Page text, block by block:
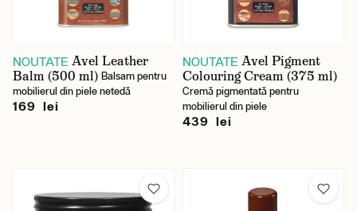
NOUTATE Avel Leather
Balm (500 ml) Balsam pentru
mobilierul din piele netedă
169 lei
NOUTATE Avel Pigment
Colouring Cream (375 ml)
Cremă pigmentată pentru
mobilierul din piele
439 lei